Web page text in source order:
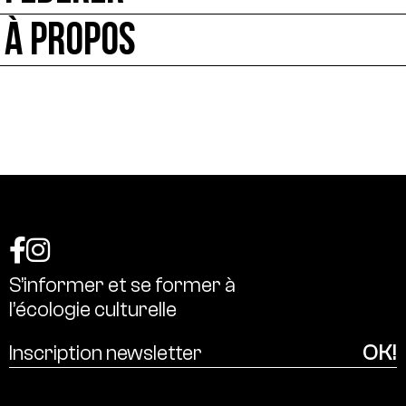
À PROPOS
S’informer et se former à
l’écologie culturelle